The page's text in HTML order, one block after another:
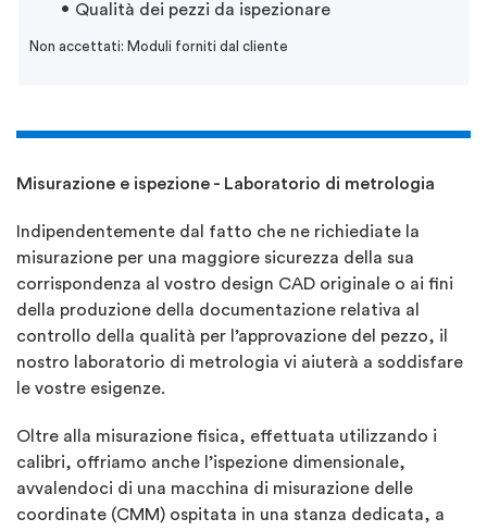
Qualità dei pezzi da ispezionare
Non accettati: Moduli forniti dal cliente
Misurazione e ispezione - Laboratorio di metrologia
Indipendentemente dal fatto che ne richiediate la
misurazione per una maggiore sicurezza della sua
corrispondenza al vostro design CAD originale o ai fini
della produzione della documentazione relativa al
controllo della qualità per l’approvazione del pezzo, il
nostro laboratorio di metrologia vi aiuterà a soddisfare
le vostre esigenze.
Oltre alla misurazione fisica, effettuata utilizzando i
calibri, offriamo anche l’ispezione dimensionale,
avvalendoci di una macchina di misurazione delle
coordinate (CMM) ospitata in una stanza dedicata, a